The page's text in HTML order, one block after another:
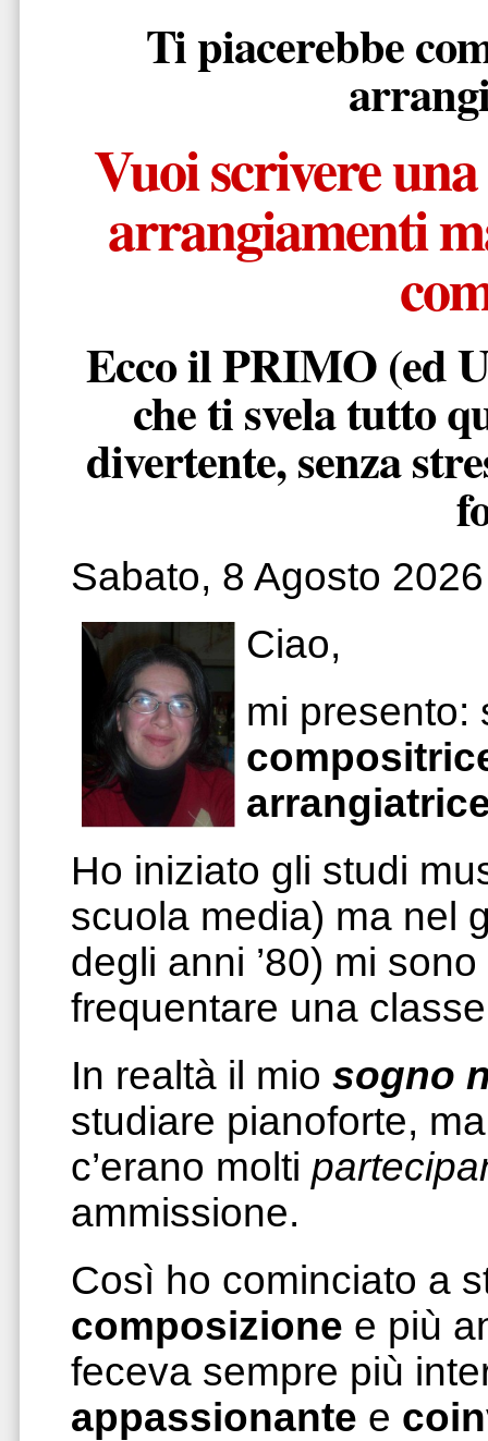
Ti piacerebbe
Vuoi scrivere
arrangiamenti
Ecco il PRIMO (ed
che ti svela tutto
divertente, senza
Sabato, 8 Agosto 2026
Ciao,
mi presento:
Ho iniziato gli studi
scuola media) ma nel
degli anni ’80) mi
frequentare una
In realtà il mio sogno
studiare pianoforte,
c’erano molti
ammissione.
Così ho cominciato a
composizione e più
feceva sempre più
appassionante e